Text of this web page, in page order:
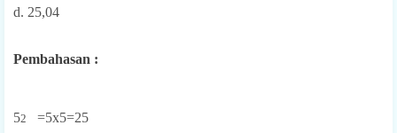
d. 25,04
Pembahasan :
52
=5x5=25